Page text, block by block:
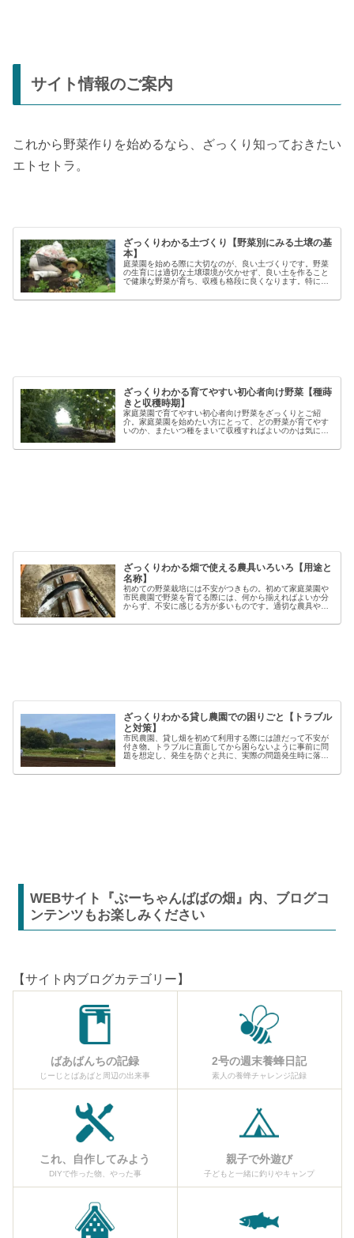
サイト情報のご案内
これから野菜作りを始めるなら、ざっくり知っておきたい
エトセトラ。
ざっくりわかる土づくり【野菜別にみる土壌の基
本】
庭菜園を始める際に大切なのが、良い土づくりです。野菜
の生育には適切な土壌環境が欠かせず、良い土を作ること
で健康な野菜が育ち、収穫も格段に良くなります。特に初
家庭菜園で失敗しないコツと言える...
ざっくりわかる育てやすい初心者向け野菜【種蒔
きと収穫時期】
家庭菜園で育てやすい初心者向け野菜をざっくりとご紹
介。家庭菜園を始めたい方にとって、どの野菜が育てやす
いのか、またいつ種をまいて収穫すればよいのかは気にな
類でも「早生」「中生」「晩生」など...
ざっくりわかる畑で使える農具いろいろ【用途と
名称】
初めての野菜栽培には不安がつきもの。初めて家庭菜園や
市民農園で野菜を育てる際には、何から揃えればよいか分
からず、不安に感じる方が多いものです。適切な農具や資
しますが、種類も多く、初心者には...
ざっくりわかる貸し農園での困りごと【トラブル
と対策】
市民農園、貸し畑を初めて利用する際には誰だって不安が
付き物。トラブルに直面してから困らないように事前に問
題を想定し、発生を防ぐと共に、実際の問題発生時に落ち
【困った】と【トラブル】困りごとト...
WEBサイト『ぶーちゃんばばの畑』内、ブログコ
ンテンツもお楽しみください
【サイト内ブログカテゴリー】
ばあばんちの記録
じーじとばあばと周辺の出来事
2号の週末養蜂日記
素人の養蜂チャレンジ記録
これ、自作してみよう
DIYで作った物、やった事
親子で外遊び
子どもと一緒に釣りやキャンプ